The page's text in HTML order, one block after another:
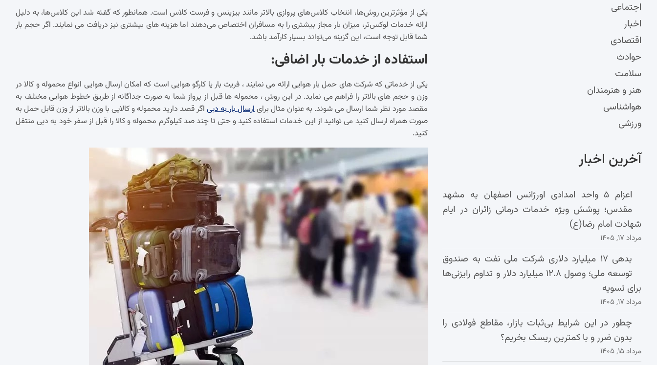
یکی از مؤثرترین روش‌ها، انتخاب کلاس‌های پروازی بالاتر مانند بیزینس و فرست کلاس است. همانطور که گفته شد این کلاس‌ها، به دلیل
ارائه خدمات لوکس‌تر، میزان بار مجاز بیشتری را به مسافران اختصاص می‌دهند اما هزینه های بیشتری نیز دریافت می نمایند. اگر حجم بار
شما قابل توجه است، این گزینه می‌تواند بسیار کارآمد باشد.
استفاده از خدمات بار اضافی:
یکی از خدماتی که شرکت های حمل بار هوایی ارائه می نمایند ، فریت بار یا کارگو هوایی است که امکان ارسال هوایی انواع محموله و کالا در
وزن و حجم های بالاتر را فراهم می نماید. در این روش ، محموله ها قبل از پرواز شما به صورت جداگانه از طریق خطوط هوایی مختلف به
مقصد مورد نظر شما ارسال می شوند. به عنوان مثال برایارسال بار به دبیاگر قصد دارید محموله و کالایی با وزن بالاتر از وزن قابل حمل به
صورت همراه ارسال کنید می توانید از این خدمات استفاده کنید و حتی تا چند صد کیلوگرم محموله و کالا را قبل از سفر خود به دبی منتقل
کنید.
اجتماعی
اخبار
اقتصادی
حوادث
سلامت
هنر و هنرمندان
هواشناسی
ورزشی
آخرین اخبار
اعزام ۵ واحد امدادی اورژانس اصفهان به مشهد
مقدس؛ پوشش ویژه خدمات درمانی زائران در ایام
شهادت امام رضا(ع)
مرداد ۱۷, ۱۴۰۵
بدهی ۱۷ میلیارد دلاری شرکت ملی نفت به صندوق
توسعه ملی؛ وصول ۱۲.۸ میلیارد دلار و تداوم رایزنی‌ها
برای تسویه
مرداد ۱۷, ۱۴۰۵
چطور در این شرایط بی‌ثبات بازار، مقاطع فولادی را
بدون ضرر و با کمترین ریسک بخریم؟
مرداد ۱۵, ۱۴۰۵